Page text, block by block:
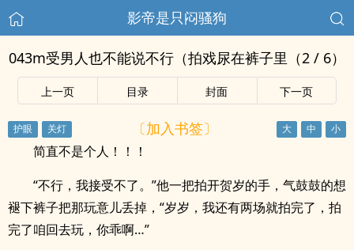
影帝是只闷骚狗
043m受男人也不能说不行（拍戏尿在裤子里（2 / 6）
上一页 目录 封面 下一页
〔加入书签〕
简直不是个人！！！
“不行，我接受不了。”他一把拍开贺岁的手，气鼓鼓的想
褪下裤子把那玩意儿丢掉，“岁岁，我还有两场就拍完了，拍
完了咱回去玩，你乖啊…”